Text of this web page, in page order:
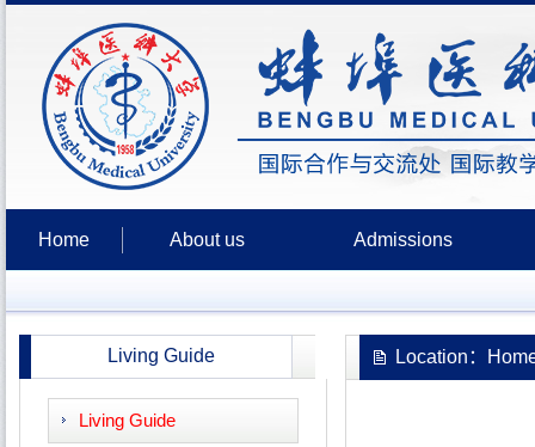
Home About us Admissions
Living Guide
Living Guide
Location：